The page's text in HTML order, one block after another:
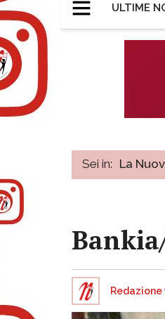
ULTIME
Sei in: La
Redazione